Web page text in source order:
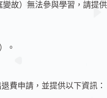
故）無法參與學習，請提供
。
費申請，並提供以下資訊：